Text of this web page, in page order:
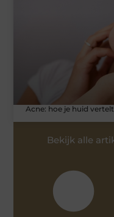
Acne: hoe je huid
Bekijk alle